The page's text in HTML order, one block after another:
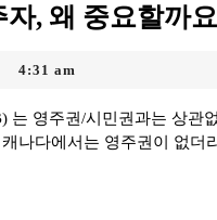
, 왜 중요할까
4:31 am
나다에서는 영주권이 없더